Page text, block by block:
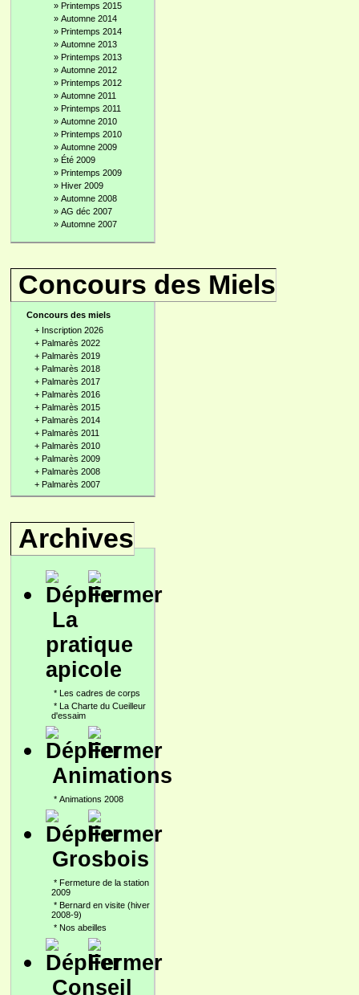
» Printemps 2015
» Automne 2014
» Printemps 2014
» Automne 2013
» Printemps 2013
» Automne 2012
» Printemps 2012
» Automne 2011
» Printemps 2011
» Automne 2010
» Printemps 2010
» Automne 2009
» Été 2009
» Printemps 2009
» Hiver 2009
» Automne 2008
» AG déc 2007
» Automne 2007
Concours des Miels
Concours des miels
+ Inscription 2026
+ Palmarès 2022
+ Palmarès 2019
+ Palmarès 2018
+ Palmarès 2017
+ Palmarès 2016
+ Palmarès 2015
+ Palmarès 2014
+ Palmarès 2011
+ Palmarès 2010
+ Palmarès 2009
+ Palmarès 2008
+ Palmarès 2007
Archives
La
pratique
apicole
* Les cadres de corps
* La Charte du Cueilleur
d'essaim
Animations
* Animations 2008
Grosbois
* Fermeture de la station
2009
* Bernard en visite (hiver
2008-9)
* Nos abeilles
Conseil